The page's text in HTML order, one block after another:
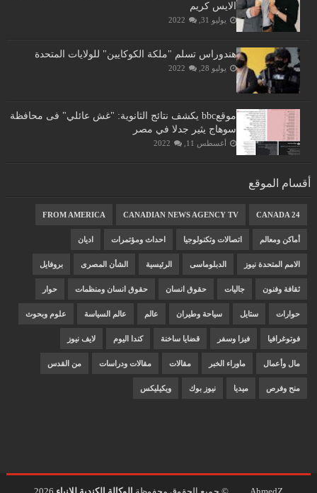
الايس كريم
يوليو 31, 2022
هندوراس تسلم "ملكة الكوكايين" للولايات المتحدة
يوليو 28, 2022
موقعbbc يكشف نتائج الثانوية: "غش عائلي" فى محافظة
سوهاج يثير جدلا في مصر
أغسطس 11, 2022
أقسام الموقع
CANADA 24
CANADIAN NEWS AGENCY TV
FROM AMERICA
أماكن ومعالم اتصالات وتكنولوجيا احداث ومؤتمرات اديان
الامم المتحدة نيوز الدبلوماسى الرئيسية الشأن المصرى بروفايل
ثقافة وفنون جاليات حقوق انسان حقوق انسان ومنظمات حوار
حوارات ستايل سياحة وطيران عالم عالم السياسة علوم وبحوث
فوتوغرافيا فيزا وسفر قضايا ساخنة كندا اليوم لايف نيوز
مال وأعمال ماوراء الخبر مقالات مقالات ودراسات من القدس
منح وفرص ميديا نيوز بوك ويكيليكس